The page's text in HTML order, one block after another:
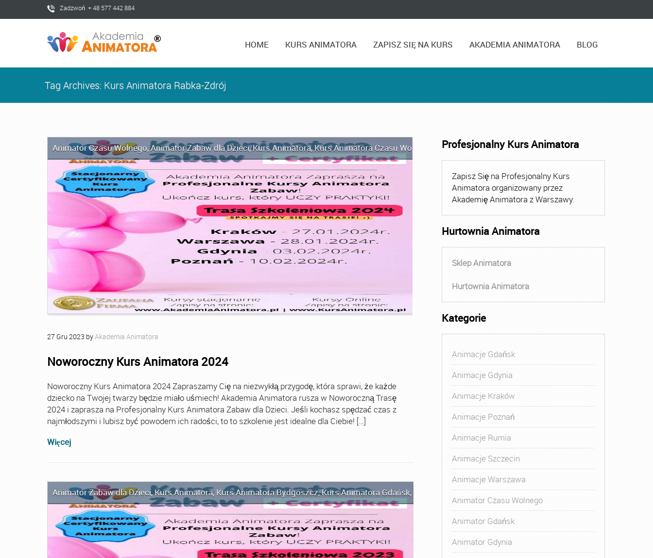
Zadzwoń + 48 577 442 884
HOME KURS ANIMATORA ZAPISZ SIĘ NA KURS AKADEMIA ANIMATORA BLOG
Tag Archives: Kurs Animatora Rabka-Zdrój
Animator Czasu Wolnego,Animator Zabaw dla Dzieci,Kurs Animatora,Kurs Animatora Czasu Wolnego Kurs Animatora Czasu Wolnego Warszawa
27 Gru 2023 byAkademia Animatora
Noworoczny Kurs Animatora 2024
Noworoczny Kurs Animatora 2024 Zapraszamy Cię na niezwykłą przygodę, która sprawi, że każde
dziecko na Twojej twarzy będzie miało uśmiech! Akademia Animatora rusza w Noworoczną Trasę
2024 i zaprasza na Profesjonalny Kurs Animatora Zabaw dla Dzieci. Jeśli kochasz spędzać czas z
najmłodszymi i lubisz być powodem ich radości, to to szkolenie jest idealne dla Ciebie! […]
Więcej
Animator Zabaw dla Dzieci,Kurs Animatora, Kurs Animatora Bydgoszcz,Kurs Animatora Gdańsk, Kurs Animatora Gdynia,Kurs Animatora Katowice
Profesjonalny Kurs Animatora
Zapisz Się na Profesjonalny Kurs
Animatora organizowany przez
Akademię Animatora z Warszawy.
Hurtownia Animatora
Sklep Animatora
Hurtownia Animatora
Kategorie
Animacje Gdańsk
Animacje Gdynia
Animacje Kraków
Animacje Poznań
Animacje Rumia
Animacje Szczecin
Animacje Warszawa
Animator Czasu Wolnego
Animator Gdańsk
Animator Gdynia